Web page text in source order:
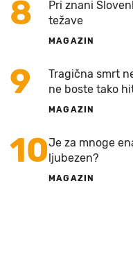
8
Pri znani
težave
MAGAZIN
9
Tragična smrt
ne boste tako
MAGAZIN
10Je za mnoge
ljubezen?
MAGAZIN